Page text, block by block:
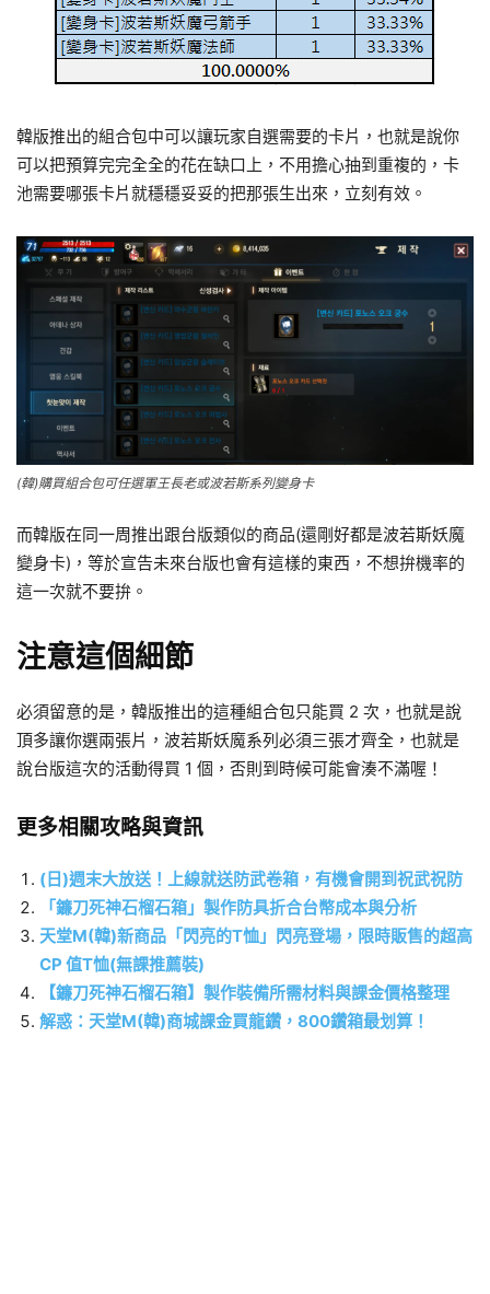
韓版推出的組合包中可以讓玩家自選需要的卡片，也就是說你
可以把預算完完全全的花在缺口上，不用擔心抽到重複的，卡
池需要哪張卡片就穩穩妥妥的把那張生出來，立刻有效。
(韓)購買組合包可任選軍王長老或波若斯系列變身卡
而韓版在同一周推出跟台版類似的商品(還剛好都是波若斯妖魔
變身卡)，等於宣告未來台版也會有這樣的東西，不想拚機率的
這一次就不要拚。
注意這個細節
必須留意的是，韓版推出的這種組合包只能買 2 次，也就是說
頂多讓你選兩張片，波若斯妖魔系列必須三張才齊全，也就是
說台版這次的活動得買 1 個，否則到時候可能會湊不滿喔！
更多相關攻略與資訊
(日)週末大放送！上線就送防武卷箱，有機會開到祝武祝防
「鐮刀死神石榴石箱」製作防具折合台幣成本與分析
天堂M(韓)新商品「閃亮的T恤」閃亮登場，限時販售的超高
CP 值T恤(無課推薦裝)
【鐮刀死神石榴石箱】製作裝備所需材料與課金價格整理
解惑：天堂M(韓)商城課金買龍鑽，800鑽箱最划算！